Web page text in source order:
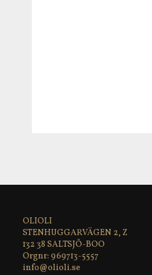
OLIOLI
STENHUGGARVÄGEN 2, Z
132 38 SALTSJÖ-BOO
info@olioli.se
969713-5557